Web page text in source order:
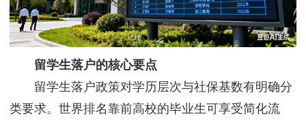
留学生落户的核心要点
留学生落户政策对学历层次与社保基数有明确分
类要求。世界排名靠前高校的毕业生可享受简化流